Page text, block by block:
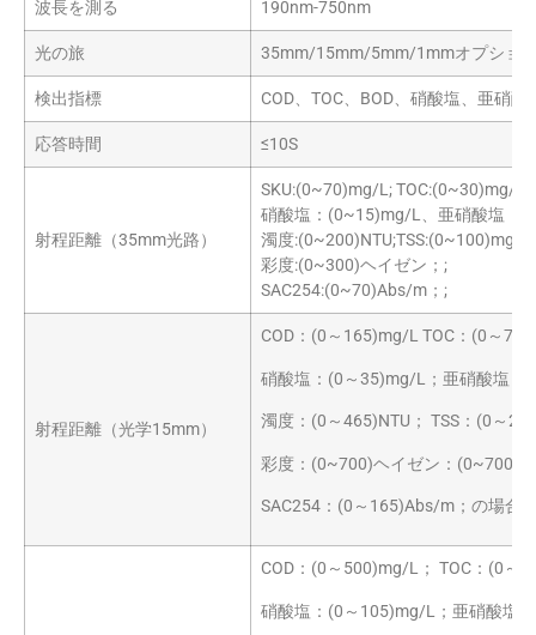
波長を測る 190nm-750nm
光の旅 35mm/15mm/5mm/1mmオプショ
検出指標 COD、TOC、BOD、硝酸塩、亜硝
応答時間 ≤10S
射程距離（35mm光路）
SKU:(0~70)mg/L; TOC:(0~30)mg/L;
硝酸塩：(0~15)mg/L、亜硝酸塩：
濁度:(0~200)NTU;TSS:(0~100)mg/L
彩度:(0~300)ヘイゼン；;
SAC254:(0~70)Abs/m；;
射程距離（光学15mm）
COD：(0～165)mg/L TOC：(0～
硝酸塩：(0～35)mg/L；亜硝酸塩：
濁度：(0～465)NTU； TSS：(0～
彩度：(0~700)ヘイゼン：(0~700)
SAC254：(0～165)Abs/m；の場合
COD：(0～500)mg/L； TOC：(0～
硝酸塩：(0～105)mg/L；亜硝酸塩